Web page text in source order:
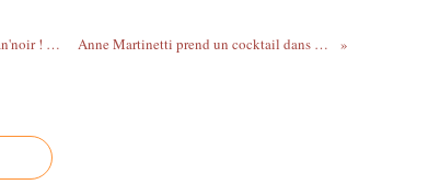
Carton plein et assiettes vides au brunch de Lausan'noir ! - Anne Martinetti Anne Martinetti prend un cocktail dans À nous Paris !